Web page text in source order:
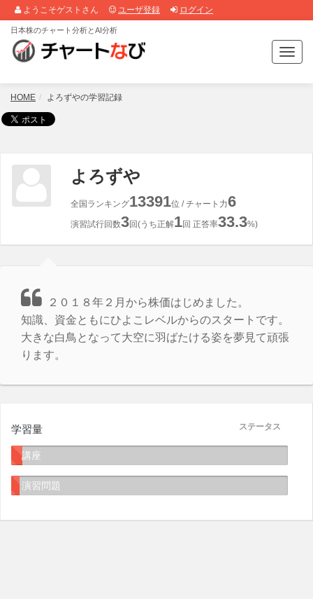
ようこそゲストさん ユーザ登録 ログイン
T
o
g
日本株のチャート分析とAI分析
HOME よろずやの学習記録
よろずや
全国ランキング13391位 / チャート力6
演習試行回数3回(うち正解1回 正答率33.3%)
２０１８年２月から株価はじめました。
知識、資金ともにひよこレベルからのスタートです。
大きな白鳥となって大空に羽ばたける姿を夢見て頑張
ります。
ステータス
学習量
講座
演習問題